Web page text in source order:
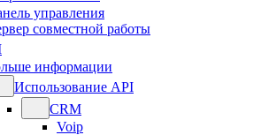
управления
совместной работы
информации
Использование API
CRM
Voip